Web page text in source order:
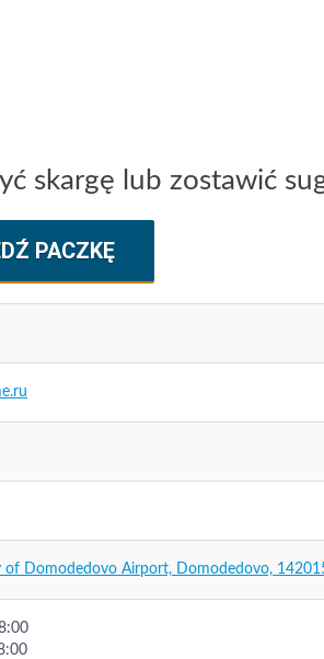
skargę lub zostawić
PACZKĘ
of Domodedovo Airport, Domodedovo,